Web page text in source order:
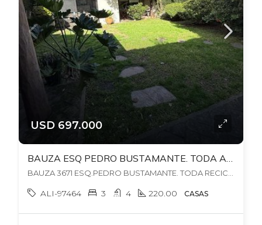
USD 697.000
ALI-97464 3 4 220.00 CASAS